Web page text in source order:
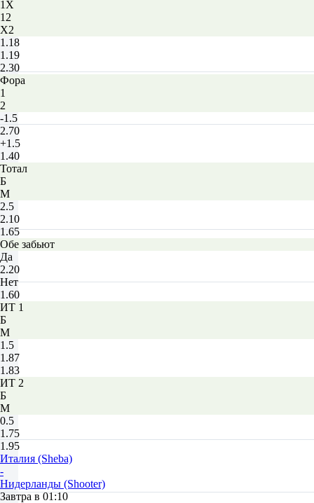
1X
12
X2
1.18
1.19
2.30
Фора
1
2
-1.5
2.70
+1.5
1.40
Тотал
Б
М
2.5
2.10
1.65
Обе забьют
Да
2.20
Нет
1.60
ИТ 1
Б
М
1.5
1.87
1.83
ИТ 2
Б
М
0.5
1.75
1.95
Италия (Sheba)
-
Нидерланды (Shooter)
Завтра в 01:10